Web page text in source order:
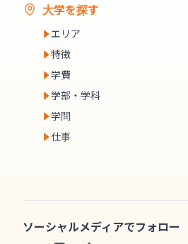
大学を探す
エリア
特徴
学費
学部・学科
学問
仕事
ソーシャルメディアでフォロー